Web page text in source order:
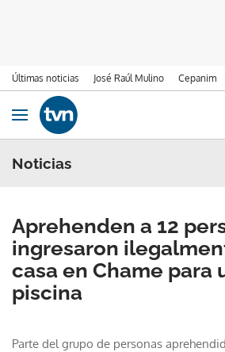
Últimas noticias José Raúl Mulino Cepanim
Ir al contenido
Obrir navegació
Noticias
Aprehenden a 12
ingresaron
casa en Chame para
piscina
Parte del grupo de personas